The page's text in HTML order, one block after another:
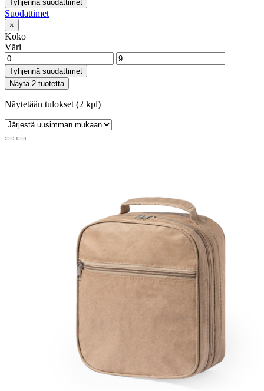
Tyhjennä suodattimet
Suodattimet
×
Koko
Väri
Tyhjennä suodattimet
Näytä 2 tuotetta
Näytetään tulokset (2 kpl)